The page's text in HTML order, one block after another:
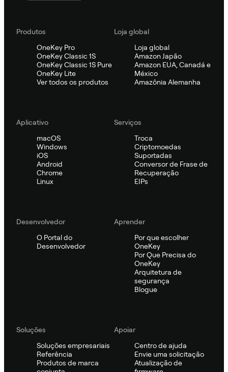
Produtos
OneKey Pro
OneKey Classic 1S
OneKey Classic 1S Pure
OneKey Lite
Ver todos os produtos
Loja global
Loja global
Amazon Japão
Amazon EUA, Canadá e
México
Amazônia Alemanha
Aplicativo
macOS
Windows
iOS
Android
Chrome
Linux
Serviços
Troca
Criptomoedas
Suportadas
Conversor de Frase de
Recuperação
EIPs
Desenvolvedor
O Portal do
Desenvolvedor
Aprender
Por que escolher
OneKey
Por Que Precisa do
OneKey
Arquitetura de
segurança
Blogue
Soluções
Soluções empresariais
Referência
Produtos de marca
Apoiar
Centro de ajuda
Envie uma solicitação
Atualização de